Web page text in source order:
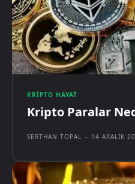
KRIPTO HAYAT
Kripto Paralar
SERTHAN TOPAL - 14 ARALIK